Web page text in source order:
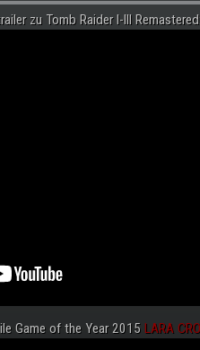
zu Tomb Raider I-III
Game of the Year 2015 LARA